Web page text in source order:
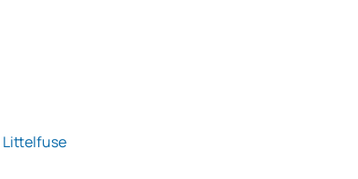
Littelfuse